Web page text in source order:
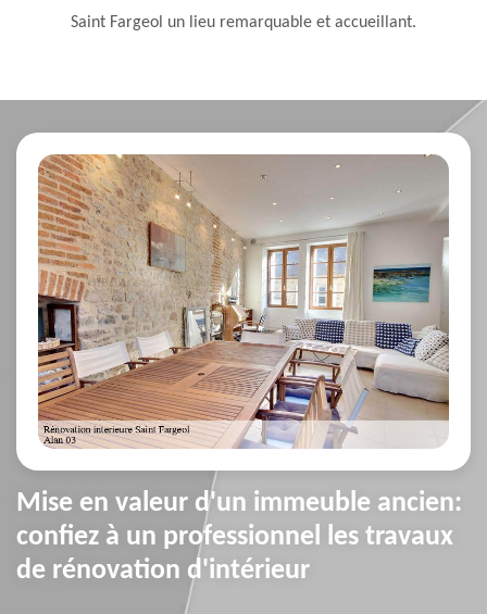
Saint Fargeol un lieu remarquable et accueillant.
Mise en valeur d'un immeuble ancien:
confiez à un professionnel les travaux
de rénovation d'intérieur